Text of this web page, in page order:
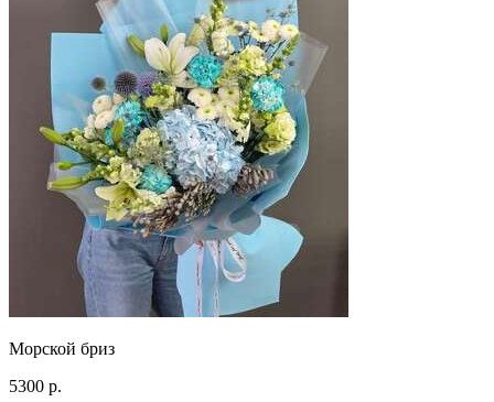
Морской бриз
5300 р.